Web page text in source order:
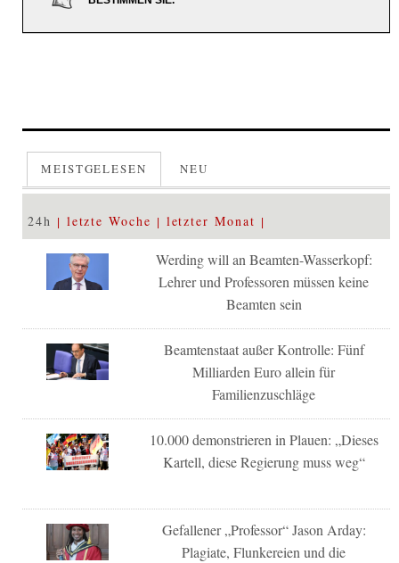
MEISTGELESEN NEU
24h letzte Woche letzter Monat
Werding will an Beamten-Wasserkopf:
Lehrer und Professoren müssen keine
Beamten sein
Beamtenstaat außer Kontrolle: Fünf
Milliarden Euro allein für
Familienzuschläge
10.000 demonstrieren in Plauen: „Dieses
Kartell, diese Regierung muss weg“
Gefallener „Professor“ Jason Arday:
Plagiate, Flunkereien und die